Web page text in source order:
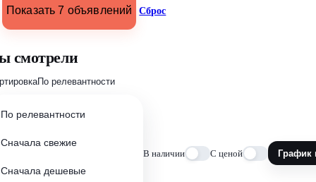
Показать 7 объявлений Сброс
смотрели
По релевантности
По релевантности
Сначала свежие
Сначала дешевые
В наличии С ценой График